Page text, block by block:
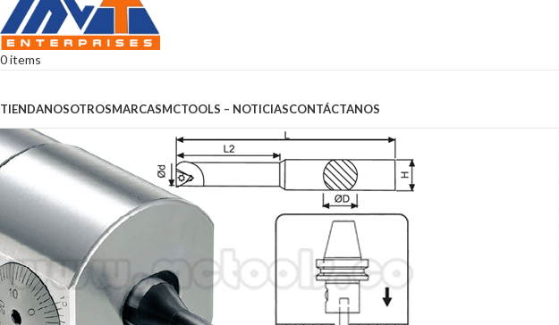
0items
TIENDANOSOTROSMARCASMCTOOLS – NOTICIASCONTÁCTANOS